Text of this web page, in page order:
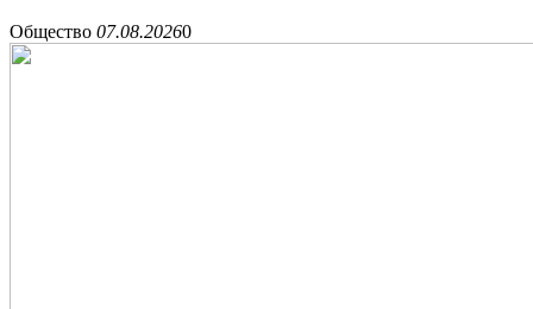
Общество 07.08.20260